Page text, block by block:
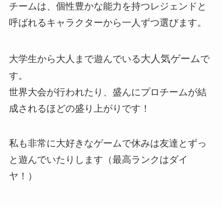
チームは、個性豊かな能力を持つレジェンドと
呼ばれるキャラクターから一人ずつ選びます。
大学生から大人まで遊んでいる大人気ゲームで
す。
世界大会が行われたり、盛んにプロチームが結
成されるほどの盛り上がりです！
私も非常に大好きなゲームで休みは友達とずっ
と遊んでいたりします（最高ランクはダイ
ヤ！）